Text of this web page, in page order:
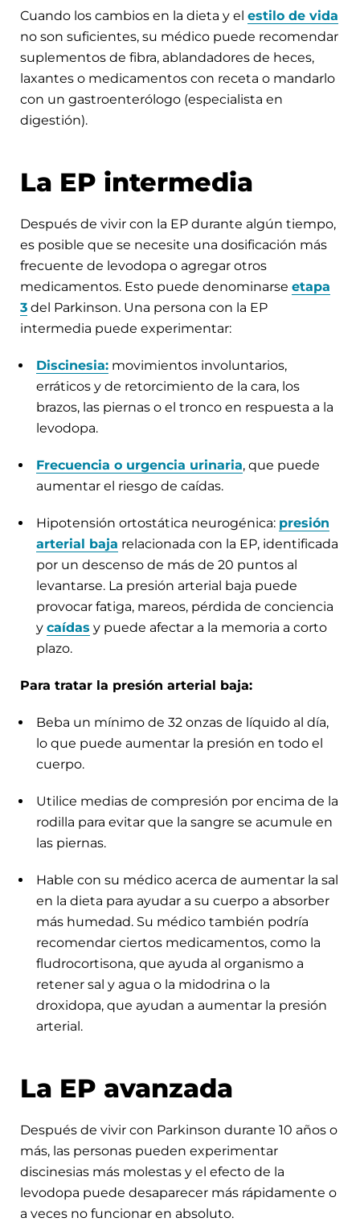
Cuando los cambios en la dieta y el estilo de vida
no son suficientes, su médico puede recomendar
suplementos de fibra, ablandadores de heces,
laxantes o medicamentos con receta o mandarlo
con un gastroenterólogo (especialista en
digestión).
La EP intermedia
Después de vivir con la EP durante algún tiempo,
es posible que se necesite una dosificación más
frecuente de levodopa o agregar otros
medicamentos. Esto puede denominarse etapa
3 del Parkinson. Una persona con la EP
intermedia puede experimentar:
Discinesia: movimientos involuntarios,
erráticos y de retorcimiento de la cara, los
brazos, las piernas o el tronco en respuesta a la
levodopa.
Frecuencia o urgencia urinaria, que puede
aumentar el riesgo de caídas.
Hipotensión ortostática neurogénica: presión
arterial baja relacionada con la EP, identificada
por un descenso de más de 20 puntos al
levantarse. La presión arterial baja puede
provocar fatiga, mareos, pérdida de conciencia
y caídas y puede afectar a la memoria a corto
plazo.
Para tratar la presión arterial baja:
Beba un mínimo de 32 onzas de líquido al día,
lo que puede aumentar la presión en todo el
cuerpo.
Utilice medias de compresión por encima de la
rodilla para evitar que la sangre se acumule en
las piernas.
Hable con su médico acerca de aumentar la sal
en la dieta para ayudar a su cuerpo a absorber
más humedad. Su médico también podría
recomendar ciertos medicamentos, como la
fludrocortisona, que ayuda al organismo a
retener sal y agua o la midodrina o la
droxidopa, que ayudan a aumentar la presión
arterial.
La EP avanzada
Después de vivir con Parkinson durante 10 años o
más, las personas pueden experimentar
discinesias más molestas y el efecto de la
levodopa puede desaparecer más rápidamente o
a veces no funcionar en absoluto.